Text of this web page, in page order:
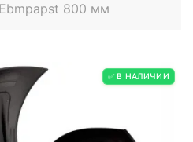
800 мм
✅ В НАЛИЧИИ